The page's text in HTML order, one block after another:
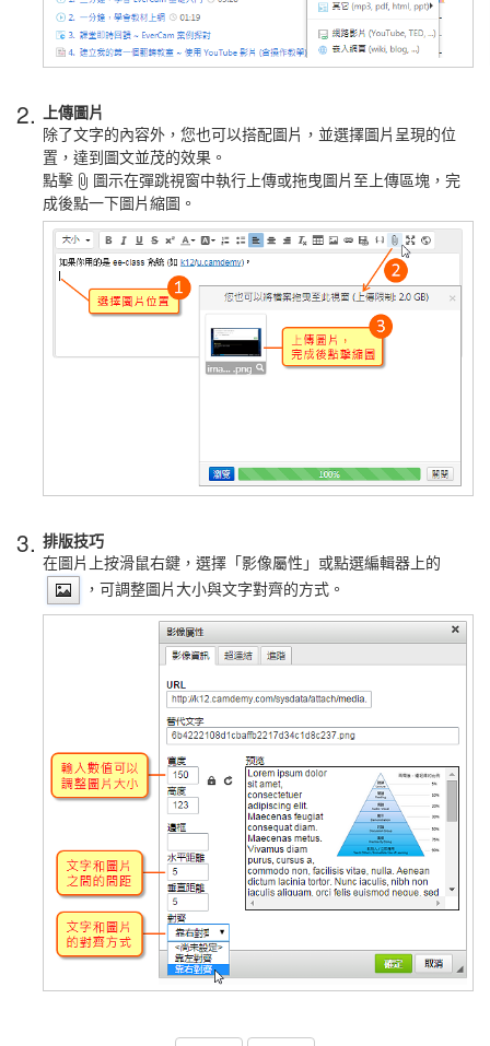
2. 上傳圖片
除了文字的內容外，您也可以搭配圖片， 並選擇圖片呈現的位
置，達到圖文並茂的效果。
點擊
圖示在彈跳視窗中執行上傳或拖曳圖片至上傳區塊，完
成後點一下圖片縮圖。
3. 排版技巧
在圖片上按滑鼠右鍵，選擇「影像屬性」或點選編輯器上的
，可調整圖片大小與文字對齊的方式。